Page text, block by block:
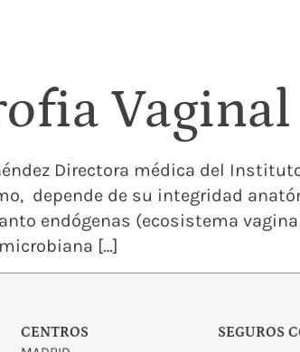
Directora médica del
depende de su integridad
endógenas (ecosistema
[…]
CENTROS
SEGUROS